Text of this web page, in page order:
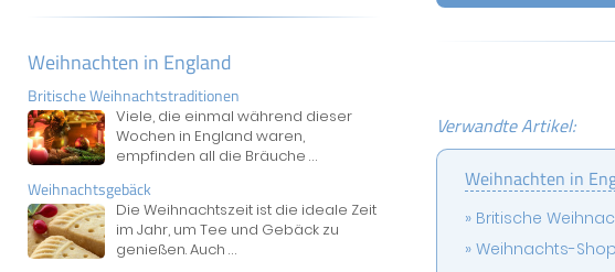
Weihnachten in England
Britische Weihnachtstraditionen
Viele, die einmal während dieser
Wochen in England waren,
empfinden all die Bräuche ...
Weihnachtsgebäck
Die Weihnachtszeit ist die ideale Zeit
im Jahr, um Tee und Gebäck zu
genießen. Auch ...
Verwandte Artikel:
Weihnachten in
Britische
Weihnachts-